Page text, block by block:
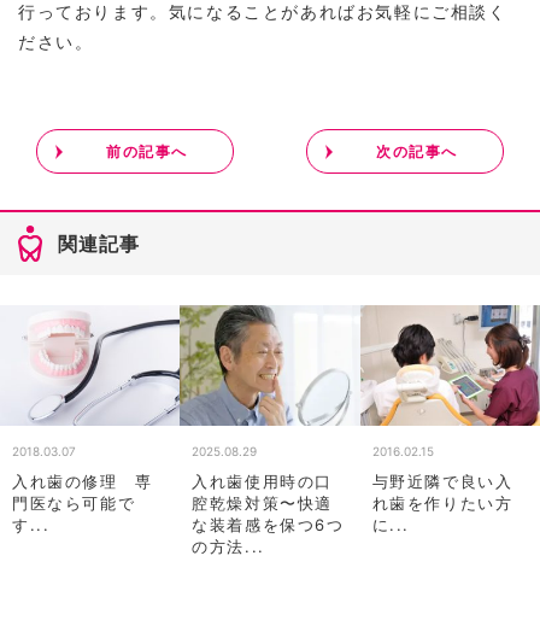
行っております。気になることがあればお気軽にご相談く
ださい。
前の記事へ 次の記事へ
関連記事
2018.03.07
入れ歯の修理 専
門医なら可能で
す...
2025.08.29
入れ歯使用時の口
腔乾燥対策〜快適
な装着感を保つ6つ
の方法...
2016.02.15
与野近隣で良い入
れ歯を作りたい方
に...